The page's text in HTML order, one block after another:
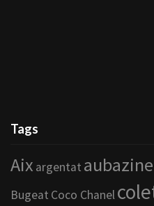
Tags
Aix argentat aubazine
Bugeat Coco Chanel